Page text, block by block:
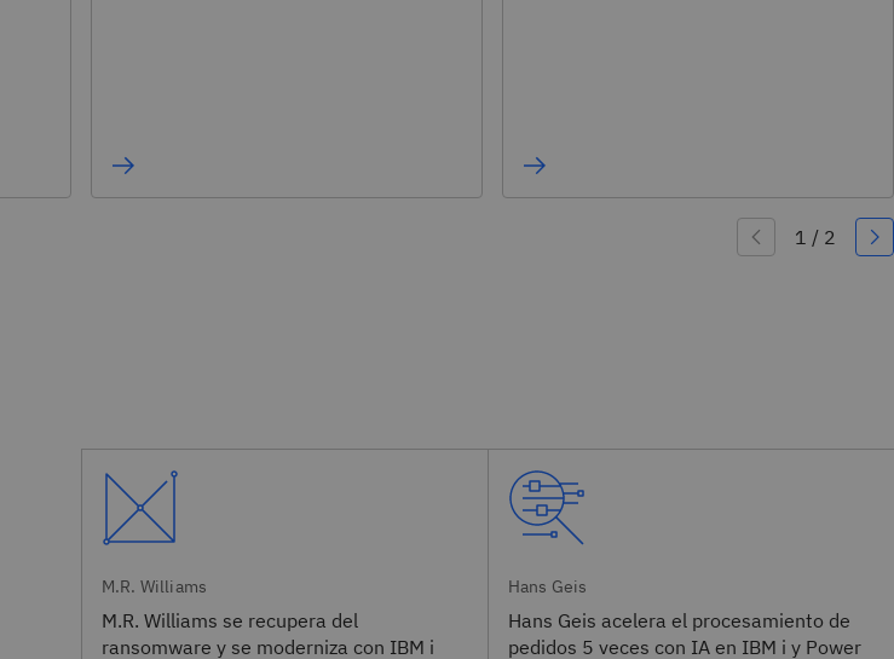
M.R. Williams
M.R. Williams se recupera del
ransomware y se moderniza con IBM i
Hans Geis
Hans Geis acelera el procesamiento de
pedidos 5 veces con IA en IBM i y Power